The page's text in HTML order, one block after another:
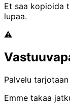
Et saa kopioida
lupaa.
⚠️
Palvelu
Emme takaa